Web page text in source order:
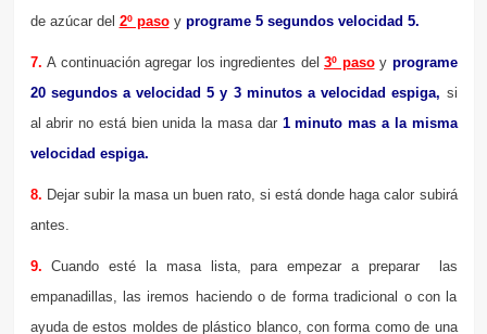
de azúcar del 2º pasoy programe 5 segundos velocidad 5.
7. A continuación agregar los ingredientes del 3º pasoy programe
20 segundos a velocidad 5 y 3 minutos a velocidad espiga, si
al abrir no está bien unida la masa dar 1 minuto mas a la misma
velocidad espiga.
8. Dejar subir la masa un buen rato, si está donde haga calor subirá
antes.
9.
Cuando esté la masa lista, para empezar a preparar las
empanadillas, las iremos haciendo o de forma tradicional o con la
ayuda de estos moldes de plástico blanco, con forma como de una